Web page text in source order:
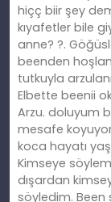
hiçç biir şey
kıyafetler bile
anne? ?.
beenden
tutkuyla
Elbette beenii
Arzu. doluyum
mesafe
koca hayatı
Kimseye
dışardan
söyledim. Been